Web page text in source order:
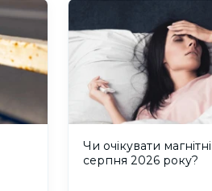
Чи очікувати
серпня 2026 року?